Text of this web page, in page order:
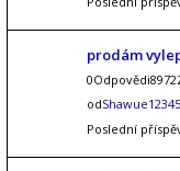
prodám
odShawue12345
Poslední